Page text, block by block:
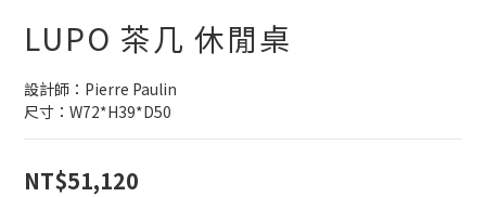
LUPO 茶几 休閒桌
設計師：Pierre Paulin
尺寸：W72*H39*D50
NT$51,120